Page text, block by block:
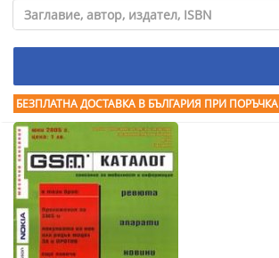
БЕЗПЛАТНА ДОСТАВКА В БЪЛГАРИЯ ПРИ ПОРЪЧКА